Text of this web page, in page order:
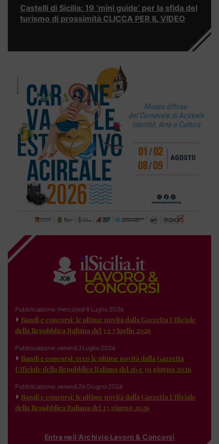
Castelli di Sicilia: 19 ‘mini guide’ per la sfida del
turismo di prossimità CLICCA PER IL VIDEO
Pubblicazione: mercoledì 8 Luglio 2026
Bandi e concorsi: le ultime novità dalla Gazzetta Ufficiale
della Repubblica Italiana del 3 e 7 luglio 2026
Pubblicazione: venerdì 3 Luglio 2026
Bandi e concorsi: ecco le ultime novità dalla Gazzetta
Ufficiale della Repubblica Italiana del 26 e 30 giugno 2026
Pubblicazione: venerdì 26 Giugno 2026
Bandi e concorsi: le ultime novità dalla Gazzetta Ufficiale
della Repubblica Italiana del 23 giugno 2026
Entra nell'Archivio Lavoro & Concorsi